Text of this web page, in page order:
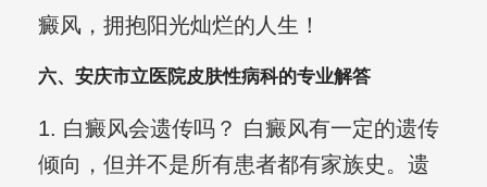
癜风，拥抱阳光灿烂的人生！
六、安庆市立医院皮肤性病科的专业解答
1. 白癜风会遗传吗？ 白癜风有一定的遗传
倾向，但并不是所有患者都有家族史。遗